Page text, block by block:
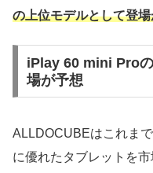
の上位モデルとして登
iPlay 60 mini Pro
場が予想
ALLDOCUBEはこれま
に優れたタブレットを